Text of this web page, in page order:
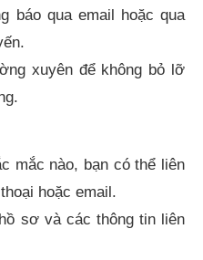
báo qua email hoặc qua
xuyên để không bỏ lỡ
mắc nào, bạn có thể liên
hoặc email.
sơ và các thông tin liên